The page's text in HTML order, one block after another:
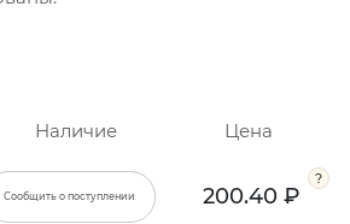
Наличие Цена
Сообщить о поступлении 200.40 ₽